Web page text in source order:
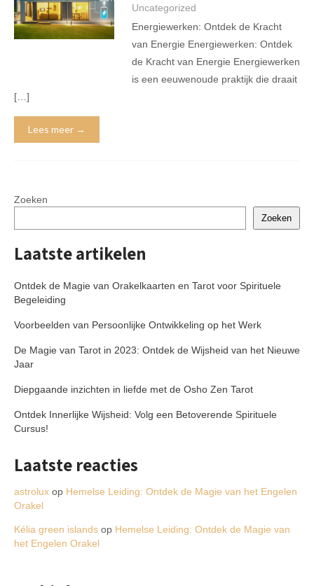
Uncategorized
Energiewerken: Ontdek de Kracht
van Energie Energiewerken: Ontdek
de Kracht van Energie Energiewerken
is een eeuwenoude praktijk die draait
[…]
Lees meer →
Zoeken
Zoeken
Laatste artikelen
Ontdek de Magie van Orakelkaarten en Tarot voor Spirituele
Begeleiding
Voorbeelden van Persoonlijke Ontwikkeling op het Werk
De Magie van Tarot in 2023: Ontdek de Wijsheid van het Nieuwe
Jaar
Diepgaande inzichten in liefde met de Osho Zen Tarot
Ontdek Innerlijke Wijsheid: Volg een Betoverende Spirituele
Cursus!
Laatste reacties
astrolux op Hemelse Leiding: Ontdek de Magie van het Engelen
Orakel
Kélia green islands op Hemelse Leiding: Ontdek de Magie van
het Engelen Orakel